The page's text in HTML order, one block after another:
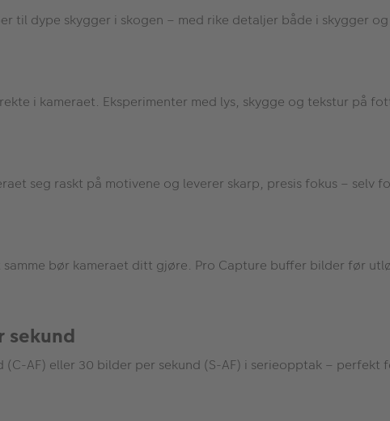
til dype skygger i skogen – med rike detaljer både i skygger
i kameraet. Eksperimenter med lys, skygge og tekstur på
seg raskt på motivene og leverer skarp, presis fokus – selv
bør kameraet ditt gjøre. Pro Capture buffer bilder før
sekund
(C-AF) eller 30 bilder per sekund (S-AF) i serieopptak –